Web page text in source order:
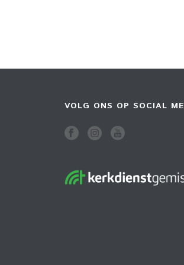
VOLG ONS OP SOCIAL